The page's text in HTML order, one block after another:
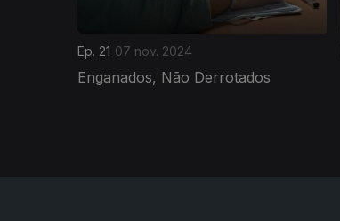
Ep. 21 07 nov. 2024
Enganados, Não Derrotados